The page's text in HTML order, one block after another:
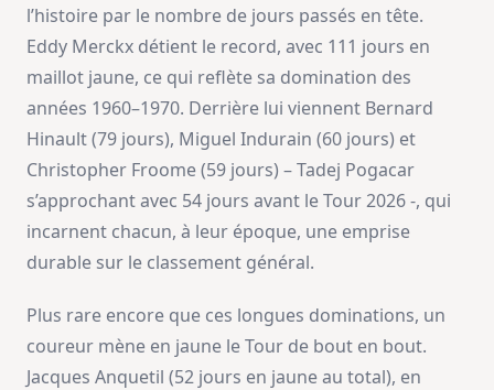
l’histoire par le nombre de jours passés en tête.
Eddy Merckx détient le record, avec 111 jours en
maillot jaune, ce qui reflète sa domination des
années 1960–1970. Derrière lui viennent Bernard
Hinault (79 jours), Miguel Indurain (60 jours) et
Christopher Froome (59 jours) – Tadej Pogacar
s’approchant avec 54 jours avant le Tour 2026 -, qui
incarnent chacun, à leur époque, une emprise
durable sur le classement général.
Plus rare encore que ces longues dominations, un
coureur mène en jaune le Tour de bout en bout.
Jacques Anquetil (52 jours en jaune au total), en